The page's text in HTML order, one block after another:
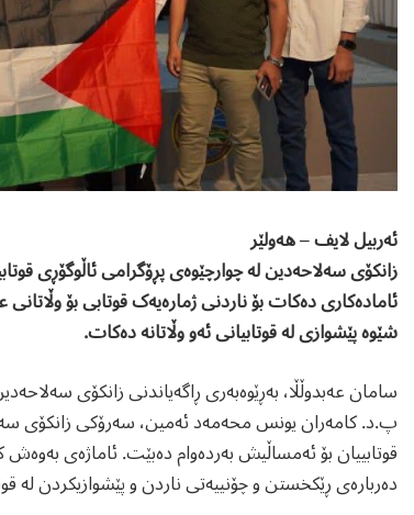
ئەربیل لایف – هەولێر
زانکۆی سەلاحەدین لە چوارچێوەی پڕۆگرامی ئاڵوگۆڕی
ئامادەکاری دەکات بۆ ناردنی ژمارەیەک قوتابی بۆ
شێوە پێشوازی لە قوتابیانی ئەو وڵاتانە دەکات.
سامان عەبدوڵڵا، بەڕێوەبەری ڕاگەیاندنی زانکۆی
پ.د. کامەران یونس محەمەد ئەمین، سەرۆکی زانکۆی
قوتابییان بۆ ئەمساڵیش بەردەوام دەبێت. ئاماژەی بەوەش
دەربارەی ڕێکخستن و چۆنییەتی ناردن و پێشوازیکردن لە